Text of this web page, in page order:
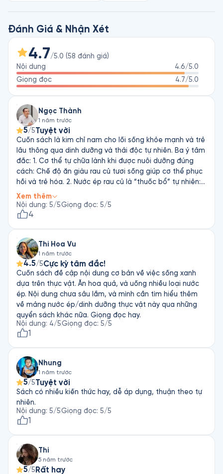
qua ngày?
Được cho là cuốn mang tính bước ngoặt trong loạt sách về
dinh dưỡng của Norman W. Walker, tác giả nổi tiếng chuyên
viết về đề tài dinh dưỡng, Sống Lành Để Trẻ đưa ra một số
phương pháp để làm chậm quá trình lão hóa, giúp bạn giữ
được tuổi thanh xuân và cơ thể tráng kiện bất chấp tuổi tác.
Xuất bản lần đầu năm 1949, cuốn sách đóng vai trò quan
trọng trong việc phổ biến phong trào ăn chay trường tươi
Đánh Giá & Nhận Xét
4.7/5.0 (58 đánh giá)
Nội dung
4.6/5.0
Giọng đọc
4.7/5.0
Ngọc Thành
1 năm trước
5/5Tuyệt vời
Cuốn sách là kim chỉ nam cho lối sống khỏe mạnh và trẻ
lâu thông qua dinh dưỡng và thải độc tự nhiên. Ba ý tâm
đắc: 1. Cơ thể tự chữa lành khi được nuôi dưỡng đúng
cách: Chế độ ăn giàu rau củ tươi sống giúp cơ thể phục
hồi và trẻ hóa. 2. Nước ép rau củ là “thuốc bổ” tự nhiên:
Tác giả nhấn mạnh tầm quan trọng của enzyme sống
trong nước ép tươi nguyên chất. 3. Già đi không đồng
nghĩa với suy yếu: Sức khỏe bền vững phụ thuộc vào thói
Xem thêm
Nội dung: 5/5Giọng đọc: 5/5
4
Thi Hoa Vu
1 năm trước
4.5/5Cực kỳ tâm đắc!
Cuốn sách đề cập nội dung cơ bản về việc sống xanh
dựa trên thực vật. Ăn hoa quả, và uống nhiều loại nước
ép. Nội dung chưa sâu lắm, và mình cần tìm hiểu thêm
về mảng nước ép/dinh dưỡng thực vật này qua những
quyển sách khác nữa. Giọng đọc hay.
Nội dung: 4/5Giọng đọc: 5/5
1
Nhung
1 năm trước
5/5Tuyệt vời
Sách có nhiều kiến thức hay, dễ áp dụng, thuận theo tự
nhiên.
Nội dung: 5/5Giọng đọc: 5/5
1
Thi
5 năm trước
5/5 Rất hay